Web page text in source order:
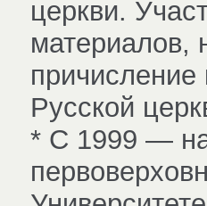
церкви.
материалов,
причисление
Русской
* С 1999 —